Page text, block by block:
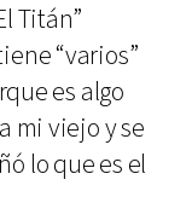
Titán”
“varios”
es algo
mi viejo y se
lo que es el